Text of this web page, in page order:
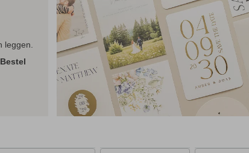
leggen.
Bestel